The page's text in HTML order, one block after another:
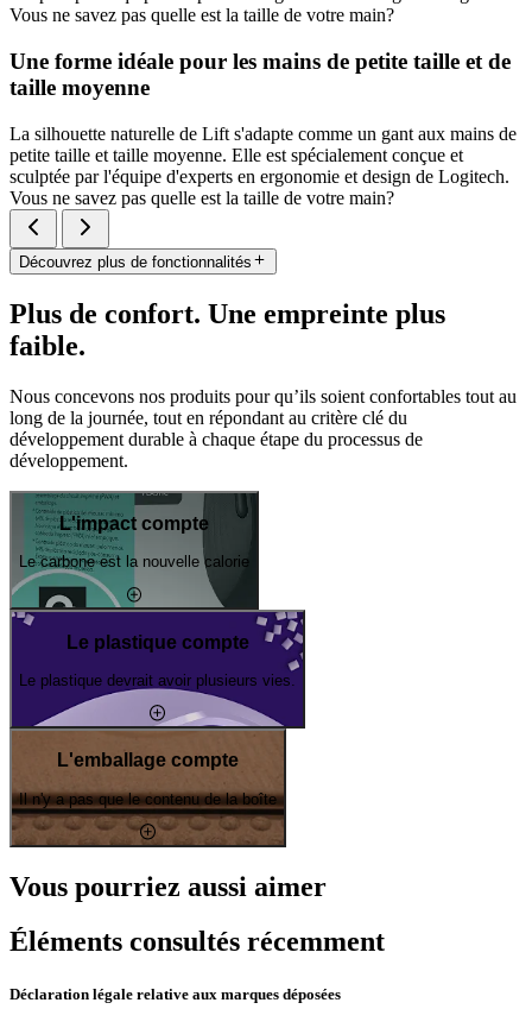
Vous ne savez pas quelle est la taille de votre main?
Une forme idéale pour les mains de petite taille et de
taille moyenne
La silhouette naturelle de Lift s'adapte comme un gant aux mains de
petite taille et taille moyenne. Elle est spécialement conçue et
sculptée par l'équipe d'experts en ergonomie et design de Logitech.
Vous ne savez pas quelle est la taille de votre main?
Découvrez plus de fonctionnalités
Plus de confort. Une empreinte plus
faible.
Nous concevons nos produits pour qu’ils soient confortables tout au
long de la journée, tout en répondant au critère clé du
développement durable à chaque étape du processus de
développement.
L'impact compte
Le carbone est la nouvelle calorie
Le plastique compte
Le plastique devrait avoir plusieurs vies.
L'emballage compte
Il n'y a pas que le contenu de la boîte
Vous pourriez aussi aimer
Éléments consultés récemment
Déclaration légale relative aux marques déposées